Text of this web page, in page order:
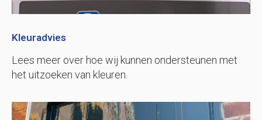
Kleuradvies
Lees meer over hoe wij kunnen ondersteunen met
het uitzoeken van kleuren.